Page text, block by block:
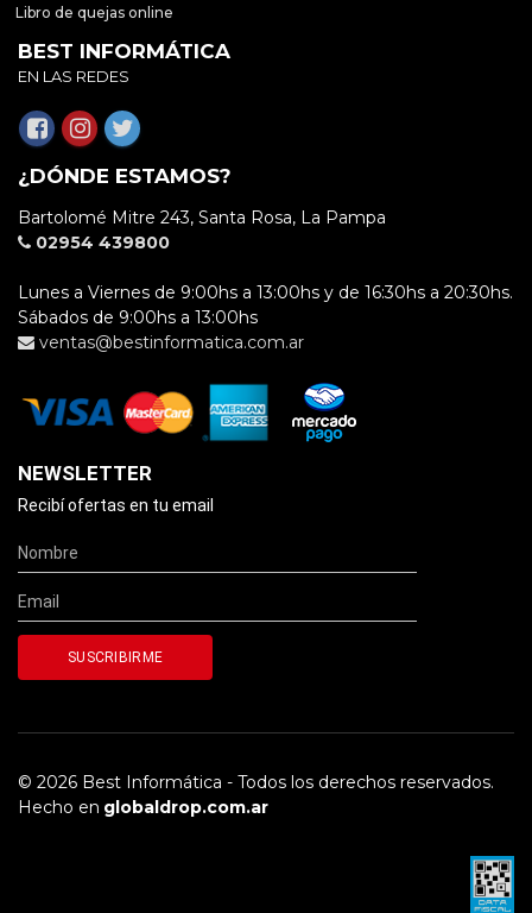
Libro de quejas online
BEST INFORMÁTICA
EN LAS REDES
¿DÓNDE ESTAMOS?
Bartolomé Mitre 243, Santa Rosa, La Pampa
02954 439800
Lunes a Viernes de 9:00hs a 13:00hs y de 16:30hs a 20:30hs.
Sábados de 9:00hs a 13:00hs
ventas@bestinformatica.com.ar
NEWSLETTER
Recibí ofertas en tu email
© 2026 Best Informática - Todos los derechos reservados.
Hecho en globaldrop.com.ar